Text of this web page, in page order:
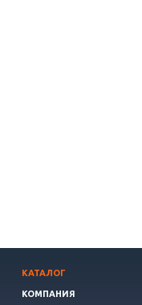
КАТАЛОГ
КОМПАНИЯ